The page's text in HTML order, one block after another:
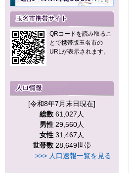
QRコードを読み取るこ
とで携帯版玉名市の
URLが表示されます。
[令和8年7月末日現在]
総数 61,027人
男性 29,560人
女性 31,467人
世帯数 28,649世帯
>>> 人口速報一覧を見る